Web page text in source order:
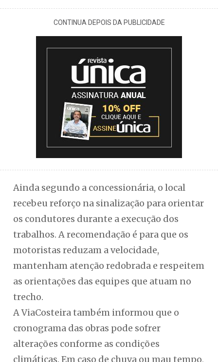
CONTINUA DEPOIS DA PUBLICIDADE
Ainda segundo a concessionária, o local
recebeu reforço na sinalização para orientar
os condutores durante a execução dos
trabalhos. A recomendação é para que os
motoristas reduzam a velocidade,
mantenham atenção redobrada e respeitem
as orientações das equipes que atuam no
trecho.
A ViaCosteira também informou que o
cronograma das obras pode sofrer
alterações conforme as condições
climáticas. Em caso de chuva ou mau tempo,